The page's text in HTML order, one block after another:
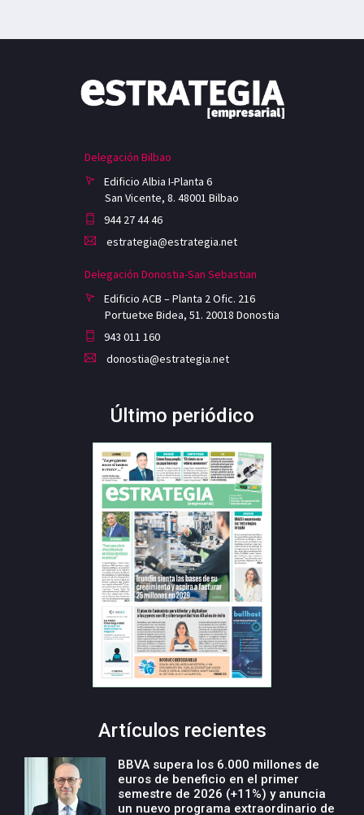
Delegación Bilbao
Edificio Albia I-Planta 6
San Vicente, 8. 48001 Bilbao
944 27 44 46
estrategia@estrategia.net
Delegación Donostia-San Sebastian
Edificio ACB – Planta 2 Ofic. 216
Portuetxe Bidea, 51. 20018 Donostia
943 011 160
donostia@estrategia.net
Último periódico
Artículos recientes
BBVA supera los 6.000 millones de
euros de beneficio en el primer
semestre de 2026 (+11%) y anuncia
un nuevo programa extraordinario de